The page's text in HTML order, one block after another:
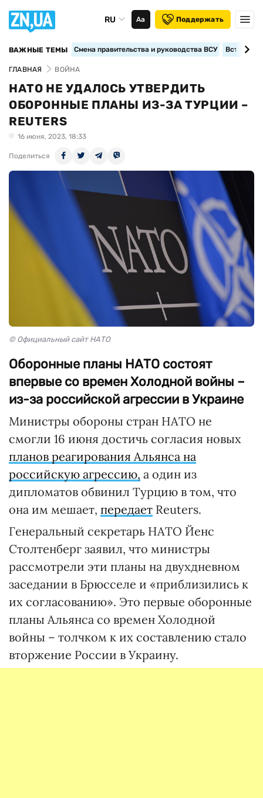
RU Аа Поддержать
ВАЖНЫЕ ТЕМЫ Смена правительства и руководства ВСУ
ГЛАВНАЯ ВОЙНА
НАТО НЕ УДАЛОСЬ УТВЕРДИТЬ
ОБОРОННЫЕ ПЛАНЫ ИЗ-ЗА ТУРЦИИ –
REUTERS
16 июня, 2023, 18:33
Поделиться
© Официальный сайт НАТО
Оборонные планы НАТО состоят
впервые со времен Холодной войны –
из-за российской агрессии в Украине
Министры обороны стран НАТО не
смогли 16 июня достичь согласия новых
планов реагирования Альянса на
российскую агрессию, а один из
дипломатов обвинил Турцию в том, что
она им мешает, передает Reuters.
Генеральный секретарь НАТО Йенс
Столтенберг заявил, что министры
рассмотрели эти планы на двухдневном
заседании в Брюсселе и «приблизились к
их согласованию». Это первые оборонные
планы Альянса со времен Холодной
войны – толчком к их составлению стало
вторжение России в Украину.